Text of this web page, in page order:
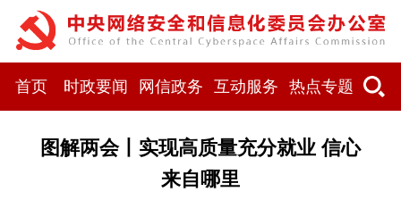
首页 时政要闻 网信政务 互动服务 热点专题
图解两会丨实现高质量充分就业 信心
来自哪里